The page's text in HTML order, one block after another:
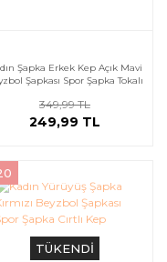
Şapka Erkek Kep Açık Mavi
Şapkası Spor Şapka Tokalı
349,99 TL
249,99 TL
TÜKENDİ